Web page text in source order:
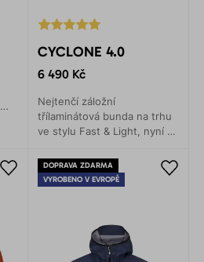
CYCLONE 4.0
6 490 Kč
Nejtenčí záložní
třílaminátová bunda na trhu
ve stylu Fast & Light, nyní z
Zajistí ochranu proti dešti s
minimální hmotností.
DOPRAVA ZDARMA
VYROBENO V EVROPĚ